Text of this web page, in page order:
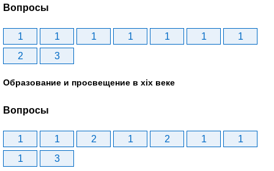
Вопросы
1 1 1 1 1 1
1
2
3
Образование и просвещение в xix веке
Вопросы
1 1 2 1 2 1
1
1
3